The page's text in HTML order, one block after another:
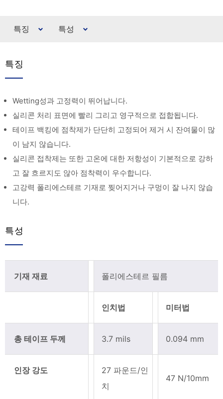
특징 특성
특징
Wetting성과 고정력이 뛰어납니다.
실리콘 처리 표면에 빨리 그리고 영구적으로 접합됩니다.
테이프 백킹에 점착제가 단단히 고정되어 제거 시 잔여물이 많
이 남지 않습니다.
실리콘 접착제는 또한 고온에 대한 저항성이 기본적으로 강하
고 잘 흐르지도 않아 점착력이 우수합니다.
고강력 폴리에스테르 기재로 찢어지거나 구멍이 잘 나지 않습
니다.
특성
기재 재료 폴리에스테르 필름
인치법 미터법
총 테이프 두께 3.7 mils 0.094 mm
인장 강도
27 파운드/인
치
47 N/10mm